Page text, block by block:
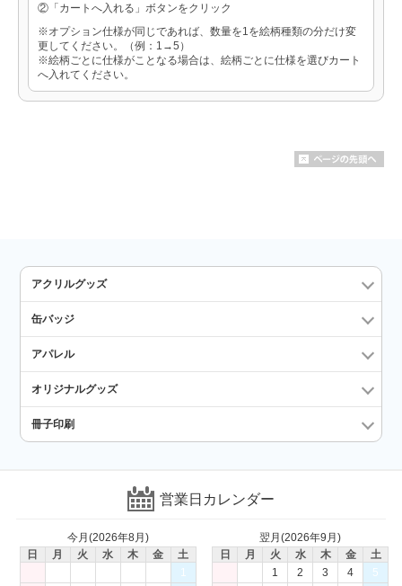
②「カートへ入れる」ボタンをクリック
※オプション仕様が同じであれば、数量を1を絵柄種類の分だけ変
更してください。（例：1→5）
※絵柄ごとに仕様がことなる場合は、絵柄ごとに仕様を選びカート
へ入れてください。
アクリルグッズ
缶バッジ
アパレル
オリジナルグッズ
冊子印刷
営業日カレンダー
今月(2026年8月)
日
月 火 水 木 金
土
1
翌月(2026年9月)
日
月 火 水 木 金
土
1
2 3 4
5